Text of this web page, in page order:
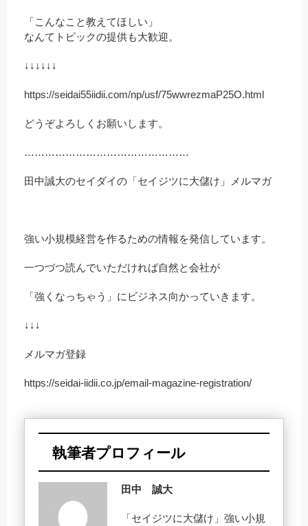
「こんなこと教えてほしい」
なんてトピックの提供も大歓迎。
↓↓↓↓↓↓
https://seidai55iidii.com/np/usf/75wwrezmaP25O.html
どうぞよろしくお願いします。
…………………………………………
田中誠大のセイダイの「セイジツに大儲け」メルマガ
強い小規模経営を作るための情報を発信しています。
一つづつ読んでいただければ自然と会社が
「強くなっちゃう」にビジネス向かっていきます。
↓↓↓
メルマガ登録
https://seidai-iidii.co.jp/email-magazine-registration/
執筆者プロフィール
田中 誠大
「セイジツに大儲け」強い小規